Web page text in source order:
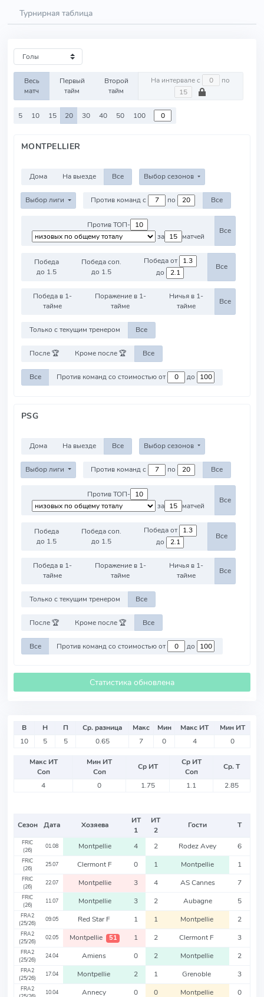
Турнирная таблица
Весь
матч
Первый
тайм
Второй
тайм
На интервале с по
5 10 15 20 30 40 50 100
MONTPELLIER
Дома На выезде Все Выбор сезонов
Выбор лиги Против команд с по Все
Против ТОП-
за
матчей
Все
Победа
до 1.5
Победа соп.
до 1.5
Победа от
до
Все
Победа в 1-
тайме
Поражение в 1-
тайме
Ничья в 1-
тайме
Все
Только с текущим тренером Все
После 🏆 Кроме после 🏆 Все
Все Против команд со стоимостью от до
PSG
Дома На выезде Все Выбор сезонов
Выбор лиги Против команд с по Все
Против ТОП-
за
матчей
Все
Победа
до 1.5
Победа соп.
до 1.5
Победа от
до
Все
Победа в 1-
тайме
Поражение в 1-
тайме
Ничья в 1-
тайме
Все
Только с текущим тренером Все
После 🏆 Кроме после 🏆 Все
Все Против команд со стоимостью от до
Статистика обновлена
В Н П Ср. разница Макс Мин Макс ИТ
Мин ИТ
10
5 5 0.65 7 0 4 0
Макс ИТ
Соп
Мин ИТ
Соп
Ср ИТ
Ср ИТ
Соп
Ср. Т
4
0 1.75 1.1 2.85
Сезон Дата Хозяева
ИТ
1
ИТ
2
Гости Т
FRIC
(26)
01.08 Montpellie 4 2 Rodez Avey 6
FRIC
(26)
25.07 Clermont F 0 1 Montpellie 1
FRIC
(26)
22.07 Montpellie 3 4 AS Cannes 7
FRIC
(26)
11.07 Montpellie 3 2 Aubagne 5
FRA2
(25/26)
09.05 Red Star F 1 1 Montpellie 2
FRA2
(25/26)
02.05 Montpellie 51 1 2 Clermont F 3
FRA2
(25/26)
24.04 Amiens 0 2 Montpellie 2
FRA2
(25/26)
17.04 Montpellie 2 1 Grenoble 3
FRA2
10.04 Annecy 0 0 Montpellie 0